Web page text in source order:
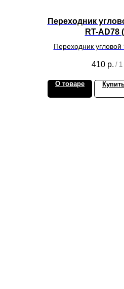
Переходник
RT-AD78
Переходник угловой
410 р. /
О товаре